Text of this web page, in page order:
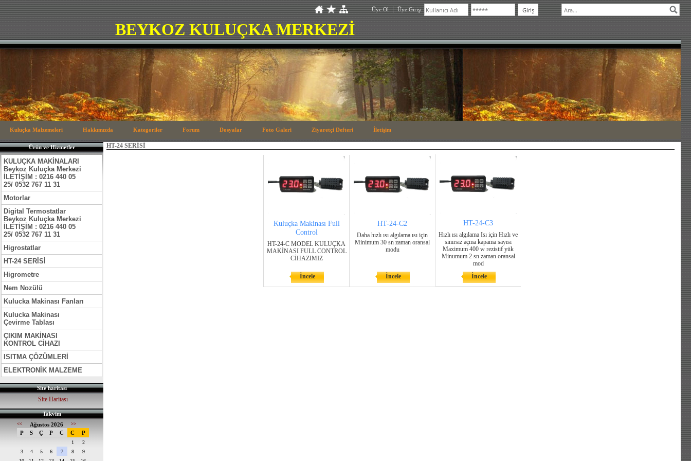
Üye Ol Üye Girişi
BEYKOZ KULUÇKA MERKEZİ
Kuluçka Malzemeleri Hakkımızda Kategoriler Forum Dosyalar Foto Galeri Ziyaretçi Defteri İletişim
Ürün ve Hizmetler
KULUÇKA MAKİNALARI
Beykoz Kuluçka Merkezi
İLETİŞİM : 0216 440 05
25/ 0532 767 11 31
Motorlar
Digital Termostatlar
Beykoz Kuluçka Merkezi
İLETİŞİM : 0216 440 05
25/ 0532 767 11 31
Higrostatlar
HT-24 SERİSİ
Higrometre
Nem Nozülü
Kulucka Makinası Fanları
Kulucka Makinası
Çevirme Tablası
ÇIKIM MAKİNASI
KONTROL CİHAZI
ISITMA ÇÖZÜMLERİ
ELEKTRONİK MALZEME
Site haritası
Site Haritası
Takvim
<< Ağustos 2026 >>
P S Ç P C C P
1
2
3
4 5 6 7 8
9
HT-24 SERİSİ
Kuluçka Makinası Full
Control
HT-24-C MODEL KULUÇKA
MAKİNASI FULL CONTROL
CİHAZIMIZ
İncele
HT-24-C2
Daha hızlı ısı algılama ısı için
Minimum 30 sn zaman oransal
modu
İncele
HT-24-C3
Hızlı ısı algılama Isı için Hızlı ve
sınırsız açma kapama sayısı
Maximum 400 w rezistif yük
Minumum 2 sn zaman oransal
mod
İncele